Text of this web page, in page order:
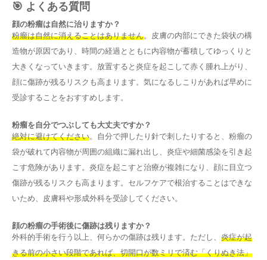
🎯 よくある質問
顔の粉瘤は自然に治りますか？
粉瘤は自然に消えることはありません。皮膚の内部にできた袋状の構
造物が原因であり、時間の経過とともに内容物が蓄積してゆっくりと
大きくなっていきます。放置すると炎症を起こして赤く腫れ上がり、
顔に傷跡が残るリスクも高まります。気になるしこりがあれば早めに
受診することをおすすめします。
粉瘤を自分でつぶしても大丈夫ですか？
絶対に避けてください。自分で押したり針で刺したりすると、粉瘤の
袋が破れて内容物が周囲の組織に漏れ出し、炎症や細菌感染を引き起
こす危険があります。炎症を起こすと治療が複雑になり、顔に目立つ
傷跡が残るリスクも高まります。セルフケアで根治することはできな
いため、皮膚科や形成外科を受診してください。
顔の粉瘤の手術後に傷跡は残りますか？
外科的手術を行う以上、何らかの傷跡は残ります。ただし、 炎症が起
きる前の小さい段階であれば、切開口が数ミリで済む「くりぬき法」